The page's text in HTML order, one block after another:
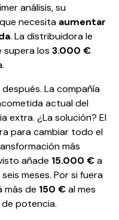
análisis, su
necesita aumentar
. La distribuidora le
supera los 3.000 €
La compañía
actual del
extra. ¿La solución? El
para cambiar todo el
más
añade 15.000 €a
meses. Por si fuera
más de 150 €al mes
potencia.